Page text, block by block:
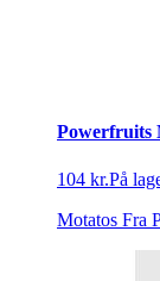
Powerfruits
104 kr.På
Motatos Fra